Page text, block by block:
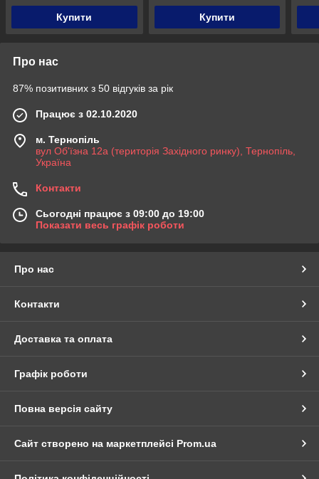
Купити Купити
Про нас
87% позитивних з 50 відгуків за рік
Працює з 02.10.2020
м. Тернопіль
вул Об'їзна 12а (територія Західного ринку), Тернопіль,
Україна
Контакти
Сьогодні працює з 09:00 до 19:00
Показати весь графік роботи
Про нас
Контакти
Доставка та оплата
Графік роботи
Повна версія сайту
Сайт створено на маркетплейсі Prom.ua